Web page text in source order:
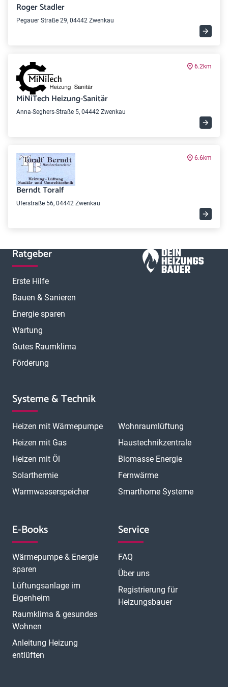
Roger Stadler
Pegauer Straße 29, 04442 Zwenkau
6.2km
MiNiTech Heizung-Sanitär
Anna-Seghers-Straße 5, 04442 Zwenkau
6.6km
Berndt Toralf
Uferstraße 56, 04442 Zwenkau
Ratgeber
Erste Hilfe
Bauen & Sanieren
Energie sparen
Wartung
Gutes Raumklima
Förderung
Systeme & Technik
Heizen mit Wärmepumpe
Heizen mit Gas
Heizen mit Öl
Solarthermie
Warmwasserspeicher
Wohnraumlüftung
Haustechnikzentrale
Biomasse Energie
Fernwärme
Smarthome Systeme
E-Books
Wärmepumpe & Energie
sparen
Lüftungsanlage im
Eigenheim
Raumklima & gesundes
Wohnen
Anleitung Heizung
entlüften
Service
FAQ
Über uns
Registrierung für
Heizungsbauer